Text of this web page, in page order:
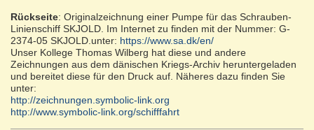
Rückseite: Originalzeichnung einer Pumpe für das Schrauben-
Linienschiff SKJOLD. Im Internet zu finden mit der Nummer: G-
2374-05 SKJOLD.unter: https://www.sa.dk/en/
Unser Kollege Thomas Wilberg hat diese und andere
Zeichnungen aus dem dänischen Kriegs-Archiv heruntergeladen
und bereitet diese für den Druck auf. Näheres dazu finden Sie
unter:
http://zeichnungen.symbolic-link.org
http://www.symbolic-link.org/schifffahrt